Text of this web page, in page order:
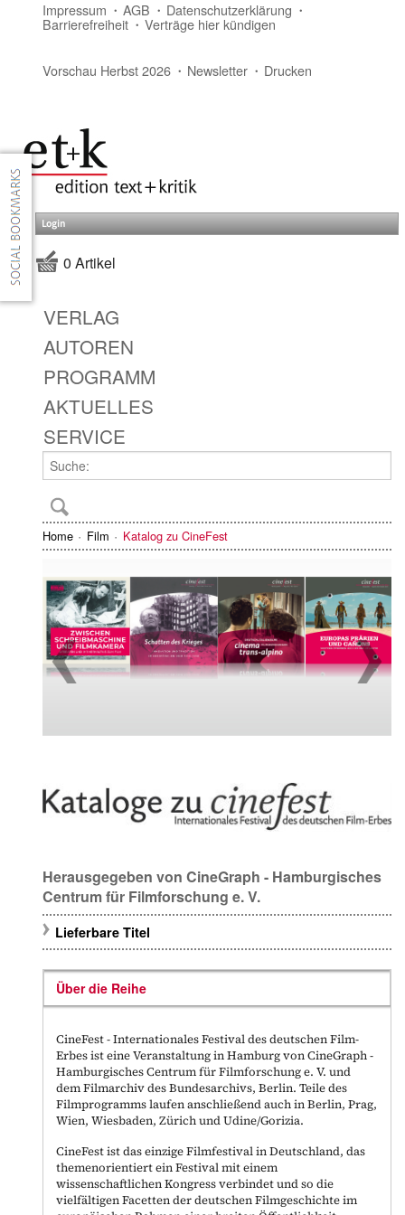
Impressum AGB Datenschutzerklärung
Barrierefreiheit Verträge hier kündigen
Vorschau Herbst 2026 Newsletter Drucken
Login
0 Artikel
VERLAG
AUTOREN
PROGRAMM
AKTUELLES
SERVICE
Home Film Katalog zu CineFest
Herausgegeben von CineGraph - Hamburgisches
Centrum für Filmforschung e. V.
Lieferbare Titel
Über die Reihe
CineFest - Internationales Festival des deutschen Film-
Erbesist eine Veranstaltung in Hamburg vonCineGraph -
Hamburgisches Centrum für Filmforschung e. V. und
demFilmarchiv des Bundesarchivs, Berlin. Teile des
Filmprogramms laufen anschließend auch in Berlin, Prag,
Wien, Wiesbaden, Zürich und Udine/Gorizia.
CineFest ist das einzige Filmfestival in Deutschland, das
themenorientiert ein Festival mit einem
wissenschaftlichen Kongress verbindet und so die
vielfältigen Facetten der deutschen Filmgeschichte im